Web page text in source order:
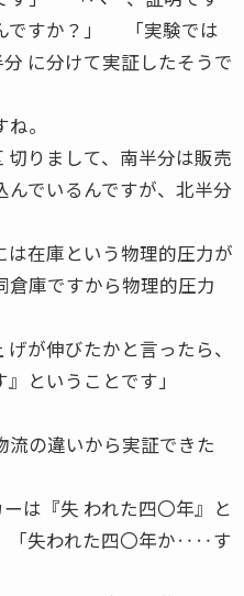
ですか？」 「実験では
に分けて実証したそうで
。
切りまして、南半分は販売
でいるんですが、北半分
在庫という物理的圧力が
庫ですから物理的圧力
が伸びたかと言ったら、
』ということです」
流の違いから実証できた
は『失 われた四〇年』と
失われた四〇年か‥‥す